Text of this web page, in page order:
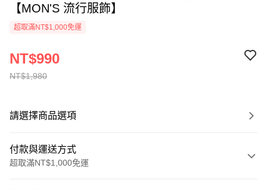
【MON'S 流行服飾】
超取滿NT$1,000免運
NT$1,980
NT$990
請選擇商品選項
付款與運送方式
超取滿NT$1,000免運